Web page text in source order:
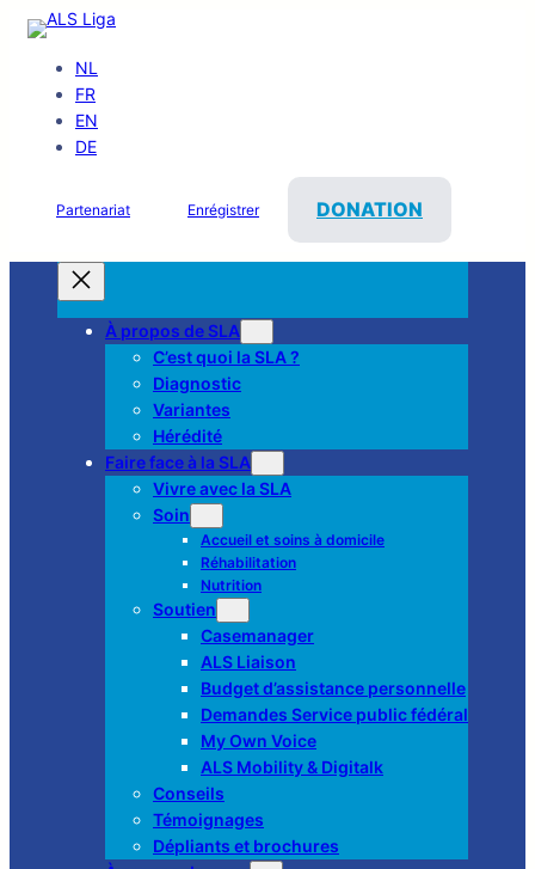
NL
FR
EN
DE
Partenariat Enrégistrer DONATION
À propos de SLA
C’est quoi la SLA ?
Diagnostic
Variantes
Hérédité
Faire face à la SLA
Vivre avec la SLA
Soin
Accueil et soins à domicile
Réhabilitation
Nutrition
Soutien
Casemanager
ALS Liaison
Budget d’assistance personnelle
Demandes Service public fédéral
My Own Voice
ALS Mobility & Digitalk
Conseils
Témoignages
Dépliants et brochures